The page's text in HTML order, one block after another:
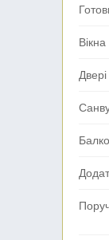
Вікна
Двері